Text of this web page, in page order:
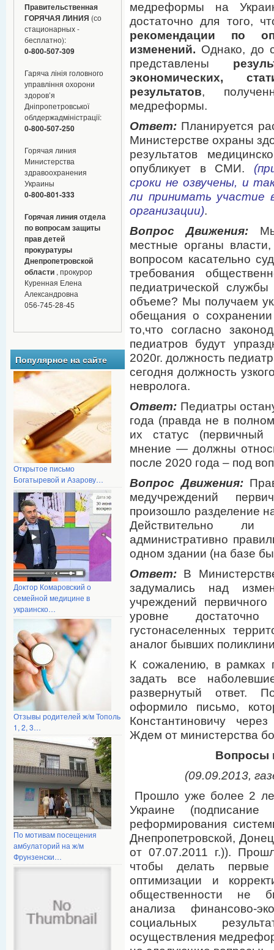
Правительственная
ГОРЯЧАЯ ЛИНИЯ (со
стационарных -
бесплатно):
0-800-507-309
Гаряча лінія головного
управління охорони
здоров’я
Дніпропетровської
облдержадміністрації:
0-800-507-250
Горячая линия
Министерства
здравоохранения
Украины
0-800-801-333
Горячая линия отдела
по вопросам защиты
прав детей
прокуратуры
Днепропетровской
области, прокурор
Куренная Елена
Александровна
056-745-28-45
Популярное на сайте
Открытое письмо
Богатыревой и Азарову…
Доктор Комаровский о
семейной медицине в
украинско…
Отзывы родителей ж/м Тополь
1, 2, 3…
По мотивам посещения
амбулаторий на ж/м
Фрунзенски…
медреформы на
достаточно для того,
рекомендации по
изменений. Однако, до
представлены
экономических,
результатов,
медреформы.
Ответ: Планируется
Министерстве охраны
результатов
опубликует в СМИ.
сроки не озвучены, и
ли принимать участие
организации).
Вопрос Движения: Мы
местные органы
вопросом касательно
требования
педиатрической
объеме? Мы получаем
обещания о
то,что согласно
педиатров будут
2020г. должность
сегодня должность
невролога.
Ответ: Педиатры
года (правда не в
их статус
мнение — должны
после 2020 года – под
Вопрос Движения:
медучреждений
произошло разделение
Действительно
административно
одном здании (на базе
Ответ: В
задумались над
учреждений
уровне
густонаселенных
аналог бывших
К сожалению, в рамках
задать все
развернутый ответ.
оформило письмо,
Константиновичу
Ждем от министерства
Вопросы
(09.09.2013,
Прошло уже более 2
Украине
реформирования
Днепропетровской,
от 07.07.2011 г.)).
чтобы делать
оптимизации и
общественности не
анализа финансово-
социальных
осуществления